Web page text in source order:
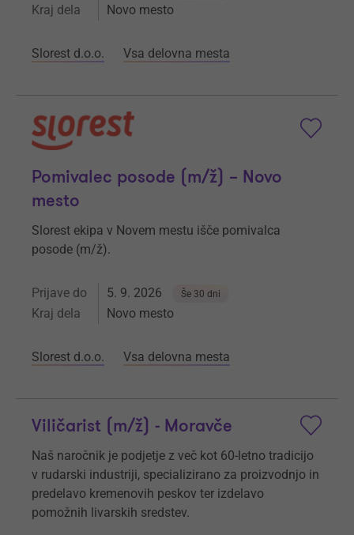
Kraj dela Novo mesto
Slorest d.o.o. Vsa delovna mesta
Pomivalec posode (m/ž) – Novo
mesto
Slorest ekipa v Novem mestu išče pomivalca
posode (m/ž).
Prijave do 5. 9. 2026 Še 30 dni
Kraj dela Novo mesto
Slorest d.o.o. Vsa delovna mesta
Viličarist (m/ž) - Moravče
Naš naročnik je podjetje z več kot 60-letno tradicijo
v rudarski industriji, specializirano za proizvodnjo in
predelavo kremenovih peskov ter izdelavo
pomožnih livarskih sredstev.